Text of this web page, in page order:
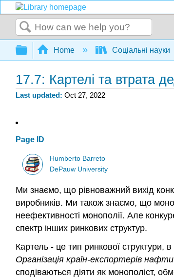
Search
Expand/collapse global
Home Соціальні науки
17.7: Картелі та втрата
Last updated Oct 27, 2022
Page ID
Humberto Barreto
DePauw University
Ми знаємо, що рівноважний вихід
виробників. Ми також знаємо, що
неефективності монополії. Але
спектр інших ринкових структур.
Картель - це тип ринкової структури,
Організація країн-експортерів нафти
сподіваються діяти як монополіст,